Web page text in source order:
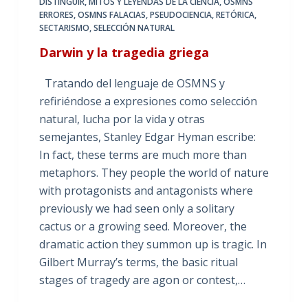
ERRORES,OSMNS FALACIAS,PSEUDOCIENCIA,RETÓRICA,
SECTARISMO,SELECCIÓN NATURAL
Darwin y la tragedia griega
Tratando del lenguaje de OSMNS y
refiriéndose a expresiones como selección
natural, lucha por la vida y otras
semejantes, Stanley Edgar Hyman escribe:
In fact, these terms are much more than
metaphors. They people the world of nature
with protagonists and antagonists where
previously we had seen only a solitary
cactus or a growing seed. Moreover, the
dramatic action they summon up is tragic. In
Gilbert Murray’s terms, the basic ritual
stages of tragedy are agon or contest,…